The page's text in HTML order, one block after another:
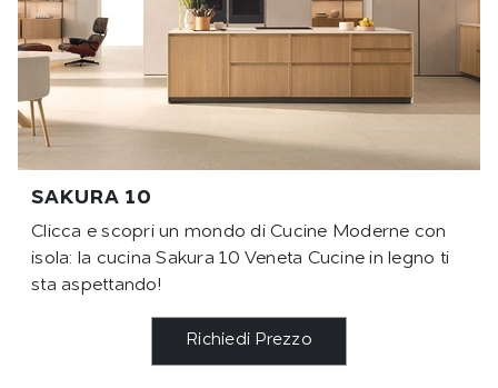
SAKURA 10
Clicca e scopri un mondo di Cucine Moderne con
isola: la cucina Sakura 10 Veneta Cucine in legno ti
sta aspettando!
Richiedi Prezzo